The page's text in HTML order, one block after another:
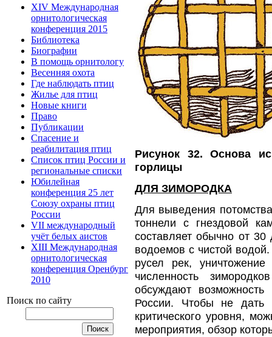
XIV Международная
орнитологическая
конференция 2015
Библиотека
Биографии
В помощь орнитологу
Весенняя охота
Где наблюдать птиц
Жилье для птиц
Новые книги
Право
Публикации
Спасение и
реабилитация птиц
Список птиц России и
региональные списки
Юбилейная
конференция 25 лет
Союзу охраны птиц
России
VII международный
учёт белых аистов
XIII Международная
орнитологическая
конференция Оренбург
2010
Поиск по сайту
Рисунок 32. Основа
горлицы
ДЛЯ ЗИМОРОДКА
Для выведения
тоннели с гнездовой
составляет обычно от
водоемов с чистой
русел рек,
численность
обсуждают
России. Чтобы не дать
критического уровня,
мероприятия, обзор